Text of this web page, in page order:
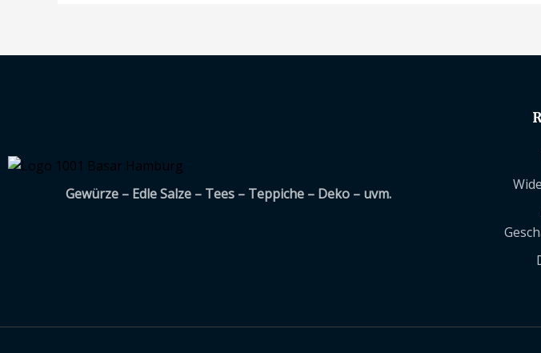
Gewürze – Edle Salze – Tees – Teppiche – Deko – uvm.